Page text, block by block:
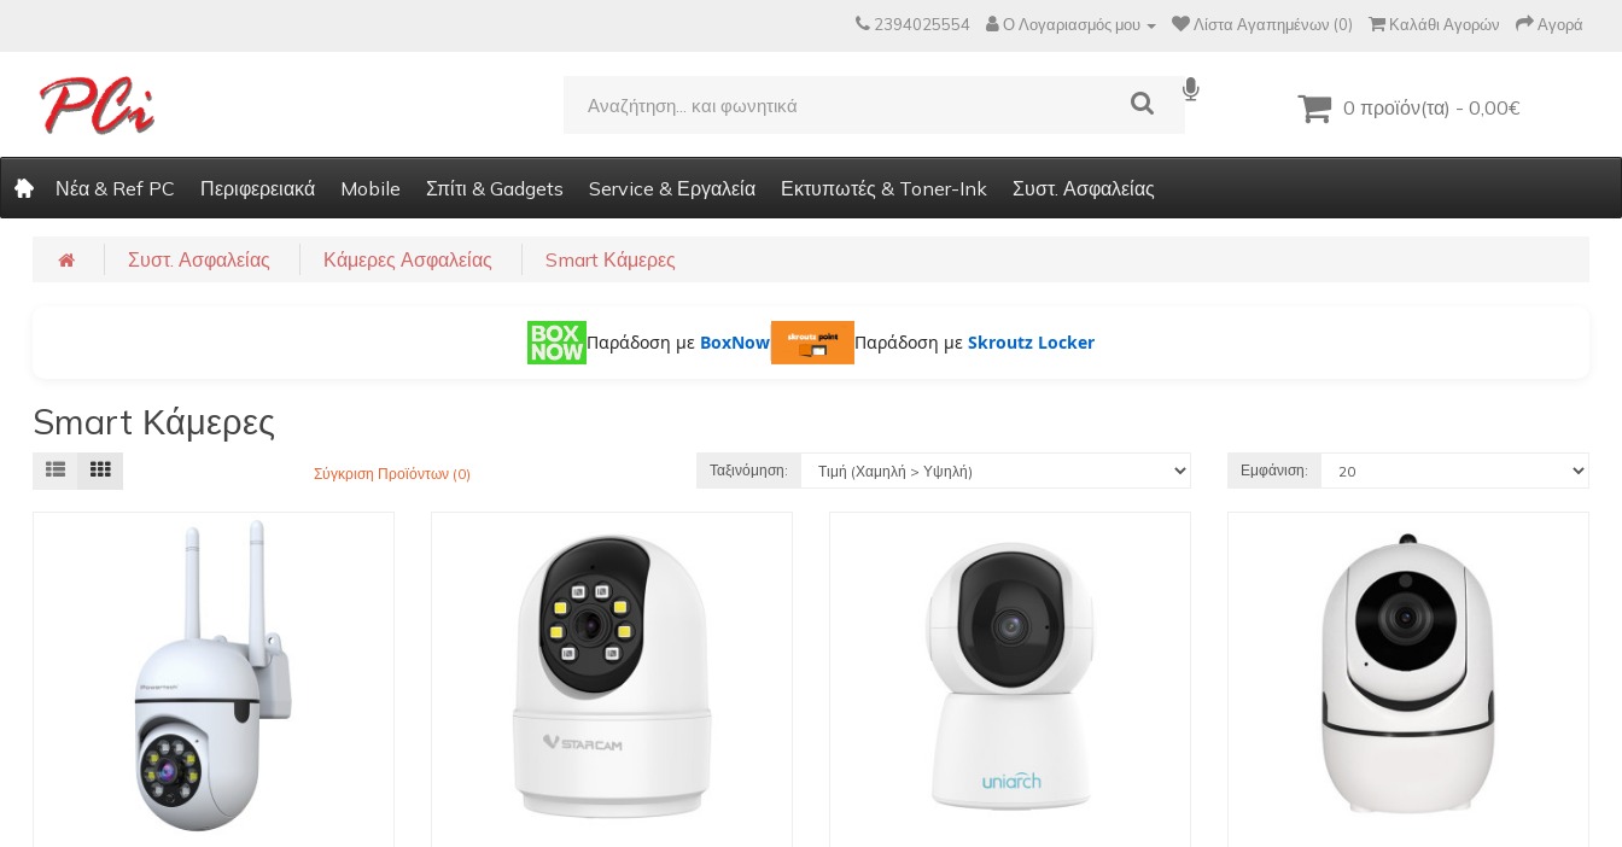
2394025554 Ο Λογαριασμός μου Λίστα Αγαπημένων (0) Καλάθι Αγορών Αγορά
0 προϊόν(τα) - 0,00€
Νέα & Ref PC Περιφερειακά Mobile Σπίτι & Gadgets Service & Εργαλεία Εκτυπωτές & Toner-Ink Συστ. Ασφαλείας
Συστ. Ασφαλείας Κάμερες Ασφαλείας Smart Κάμερες
Παράδοση με BoxNow Παράδοση με Skroutz Locker
Smart Κάμερες
Σύγκριση Προϊόντων (0) Ταξινόμηση: Εμφάνιση: